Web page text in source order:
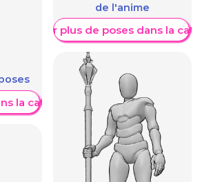
la catégorie
de l'anime
Afficher plus de poses dans la